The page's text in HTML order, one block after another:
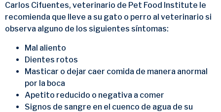
Carlos Cifuentes, veterinario de Pet Food Institute le
recomienda que lleve a su gato o perro al veterinario si
observa alguno de los siguientes síntomas:
Mal aliento
Dientes rotos
Masticar o dejar caer comida de manera anormal
por la boca
Apetito reducido o negativa a comer
Signos de sangre en el cuenco de agua de su